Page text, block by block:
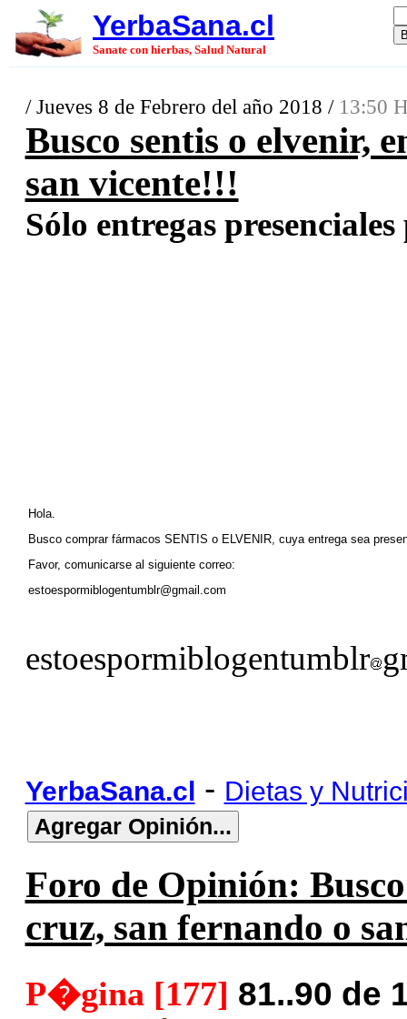
YerbaSana.cl
Sanate con hierbas, Salud Natural
/ Jueves 8 de Febrero del año 2018 / 13:50
Busco sentis o elvenir,
san vicente!!!
Sólo entregas
Hola.
Busco comprar fármacos SENTIS o ELVENIR, cuya entrega sea
Favor, comunicarse al siguiente correo:
estoespormiblogentumblr@gmail.com
estoespormiblogentumblr
YerbaSana.cl - Dietas y
Foro de Opinión:
cruz, san fernando o
P�gina [177] 81..90 de